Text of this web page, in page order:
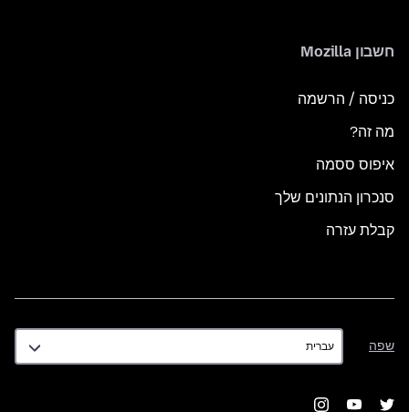
חשבון Mozilla
כניסה / הרשמה
מה זה?
איפוס ססמה
סנכרון הנתונים שלך
קבלת עזרה
שפה
שפה